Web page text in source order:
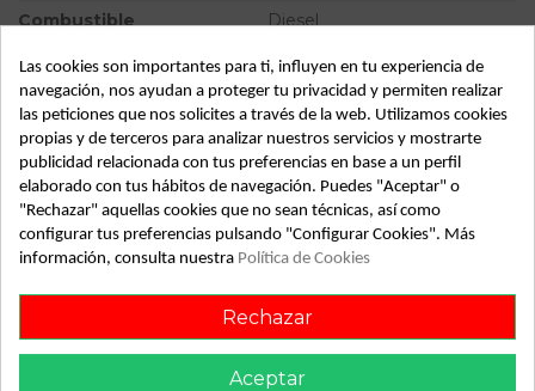
Combustible
Diesel
Potencia
90CV 67KW
Modelo
Punto 1.3 Multijet 16v 90
Dynamic
Tipo vehículo
Turismo
Almacén
49349
SubAlmacén
366
ID: 788368
2022-04-04
Las cookies son importantes para ti, influyen en tu experiencia de
navegación, nos ayudan a proteger tu privacidad y permiten realizar
las peticiones que nos solicites a través de la web. Utilizamos cookies
propias y de terceros para analizar nuestros servicios y mostrarte
publicidad relacionada con tus preferencias en base a un perfil
elaborado con tus hábitos de navegación. Puedes "Aceptar" o
"Rechazar" aquellas cookies que no sean técnicas, así como
configurar tus preferencias pulsando "Configurar Cookies". Más
información, consulta nuestra Política de Cookies
Rechazar
Aceptar